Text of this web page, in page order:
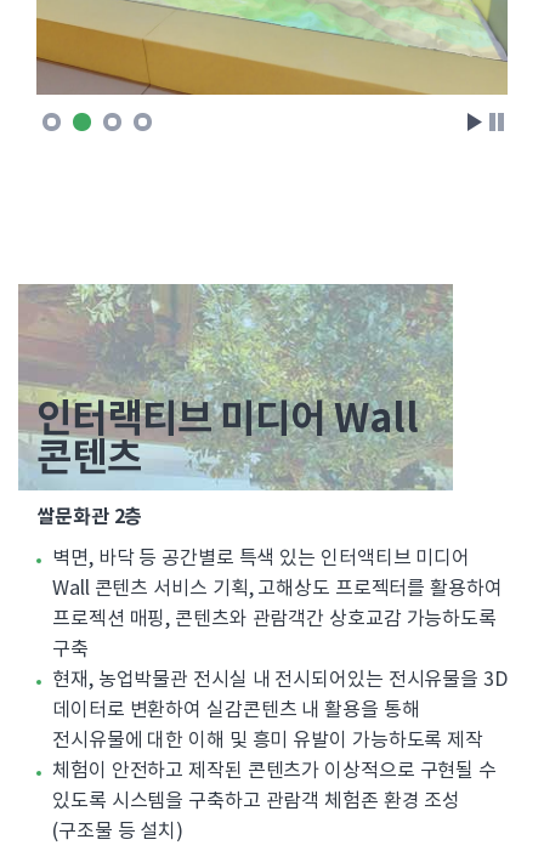
인터랙티브 미디어 Wall
콘텐츠
쌀문화관 2층
벽면, 바닥 등 공간별로 특색 있는 인터액티브 미디어
Wall 콘텐츠 서비스 기획, 고해상도 프로젝터를 활용하여
프로젝션 매핑, 콘텐츠와 관람객간 상호교감 가능하도록
구축
현재, 농업박물관 전시실 내 전시되어있는 전시유물을 3D
데이터로 변환하여 실감콘텐츠 내 활용을 통해
전시유물에 대한 이해 및 흥미 유발이 가능하도록 제작
체험이 안전하고 제작된 콘텐츠가 이상적으로 구현될 수
있도록 시스템을 구축하고 관람객 체험존 환경 조성
(구조물 등 설치)